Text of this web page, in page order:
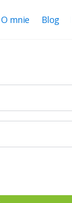
O mnie Blog